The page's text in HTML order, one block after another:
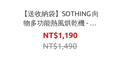
【送收納袋】SOTHING 向
物多功能熱風烘乾機 - 朗
(360度任意伸縮) 烘鞋襪/
手套/暖被/帽子
NT$1,190
NT$1,490